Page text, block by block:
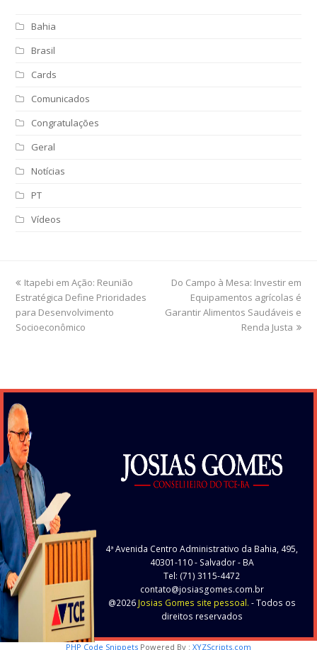
Bahia
Brasil
Cards
Comunicados
Congratulações
Geral
Notícias
PT
Vídeos
previous
post:
Itapebi em Ação: Reunião
Estratégica Define Prioridades
para Desenvolvimento
Socioeconômico
next
post:
Do Campo à Mesa: Investir em
Equipamentos agrícolas é
Garantir Alimentos Saudáveis e
Renda Justa
4ª Avenida Centro Administrativo da Bahia, 495,
40301-110- Salvador - BA
Tel: (71) 3115-4472
contato@josiasgomes.com.br
@2026 Josias Gomes site pessoal. - Todos os
direitos reservados
PHP Code Snippets Powered By : XYZScripts.com